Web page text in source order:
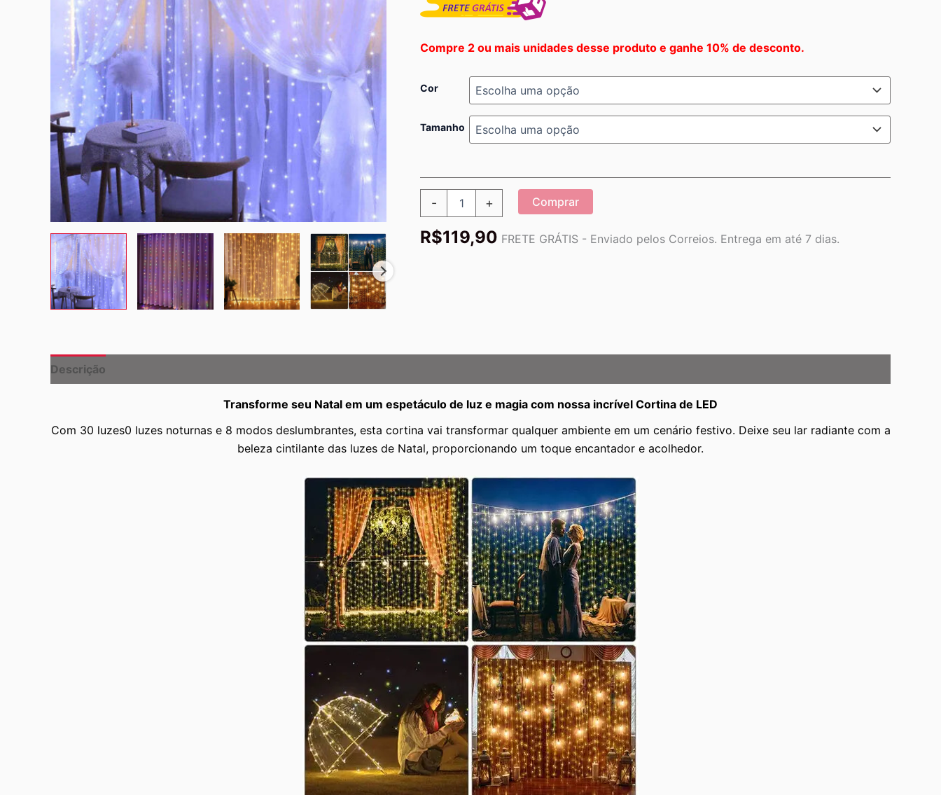
Compre 2 ou mais unidades desse produto e ganhe 10% de desconto.
Cor
Tamanho
-
Pisca-
+ Comprar
R$119,90 FRETE GRÁTIS - Enviado pelos Correios. Entrega em até 7 dias.
Descrição
Transforme seu Natal em um espetáculo de luz e magia com nossa incrível Cortina de LED
Com 30 luzes0 luzes noturnas e 8 modos deslumbrantes, esta cortina vai transformar qualquer ambiente em um cenário festivo. Deixe seu lar radiante com a
beleza cintilante das luzes de Natal, proporcionando um toque encantador e acolhedor.